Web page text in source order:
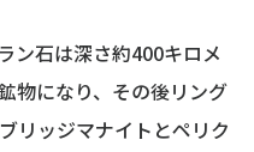
ン石は深さ約400キロメ
物になり、その後リング
リッジマナイトとペリク